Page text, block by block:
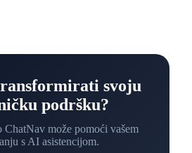
svoju
podršku?
ChatNav može pomoći vašem
s AI asistencijom.